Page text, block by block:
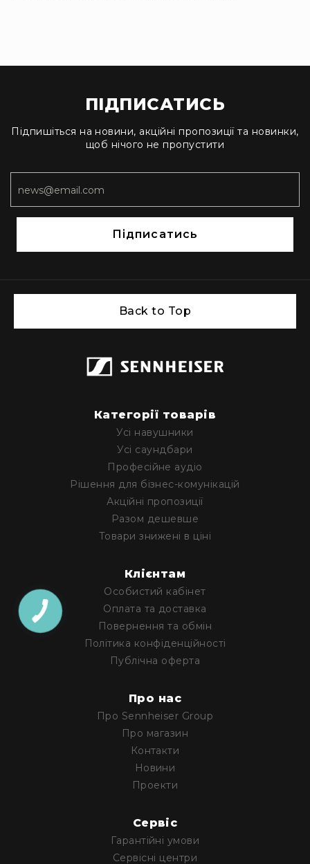
ПІДПИСАТИСЬ
Підпишіться на новини, акційні пропозиції та новинки,
щоб нічого не пропустити
Підписатись
Back to Top
Категорії товарів
Усі навушники
Усі саундбари
Професійне аудіо
Рішення для бізнес-комунікацій
Акційні пропозиції
Разом дешевше
Товари знижені в ціні
Клієнтам
Особистий кабінет
Оплата та доставка
Повернення та обмін
Політика конфіденційності
Публічна оферта
Про нас
Про Sennheiser Group
Про магазин
Контакти
Новини
Проекти
Cервіс
Гарантійні умови
Сервісні центри